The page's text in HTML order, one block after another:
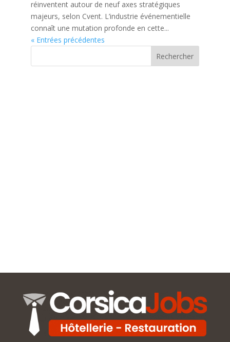
réinventent autour de neuf axes stratégiques
majeurs, selon Cvent. L’industrie événementielle
connaît une mutation profonde en cette...
« Entrées précédentes
Rechercher